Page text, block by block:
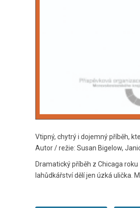
Vtipný, chytrý i dojemný příběh,
Autor / režie: Susan Bigelow,
Dramatický příběh z Chicaga
lahůdkářství dělí jen úzká ulička.